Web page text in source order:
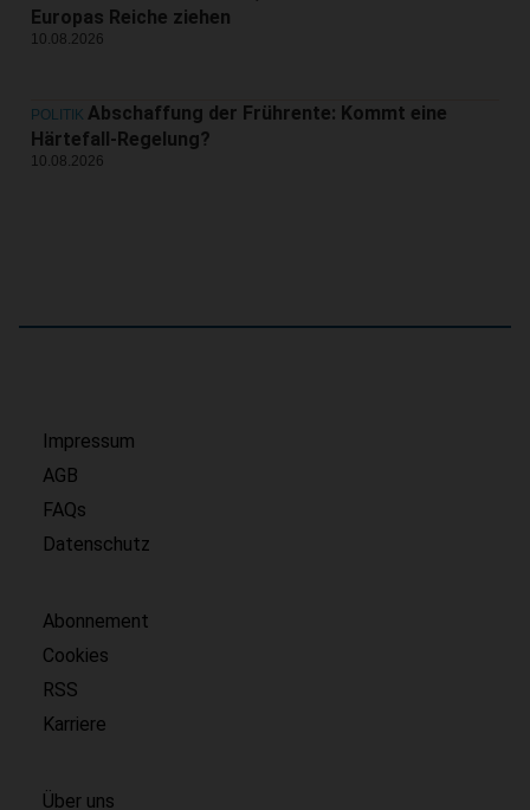
Europas Reiche ziehen
10.08.2026
POLITIK Abschaffung der Frührente: Kommt eine
Härtefall-Regelung?
10.08.2026
Impressum
AGB
FAQs
Datenschutz
Abonnement
Cookies
RSS
Karriere
Über uns